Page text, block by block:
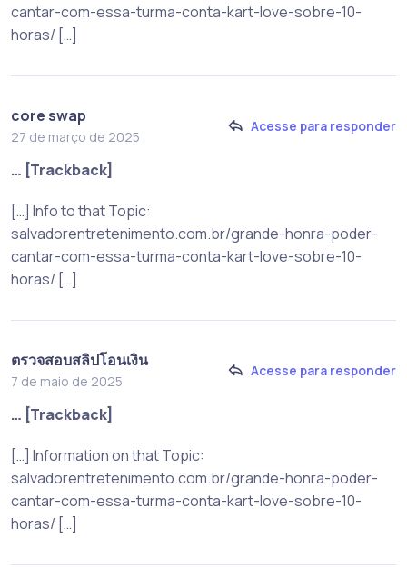
cantar-com-essa-turma-conta-kart-love-sobre-10-
horas/ […]
core swap
27 de março de 2025
Acesse para responder
… [Trackback]
[…] Info to that Topic:
salvadorentretenimento.com.br/grande-honra-poder-
cantar-com-essa-turma-conta-kart-love-sobre-10-
horas/ […]
ตรวจสอบสลิปโอนเงิน
7 de maio de 2025
Acesse para responder
… [Trackback]
[…] Information on that Topic:
salvadorentretenimento.com.br/grande-honra-poder-
cantar-com-essa-turma-conta-kart-love-sobre-10-
horas/ […]